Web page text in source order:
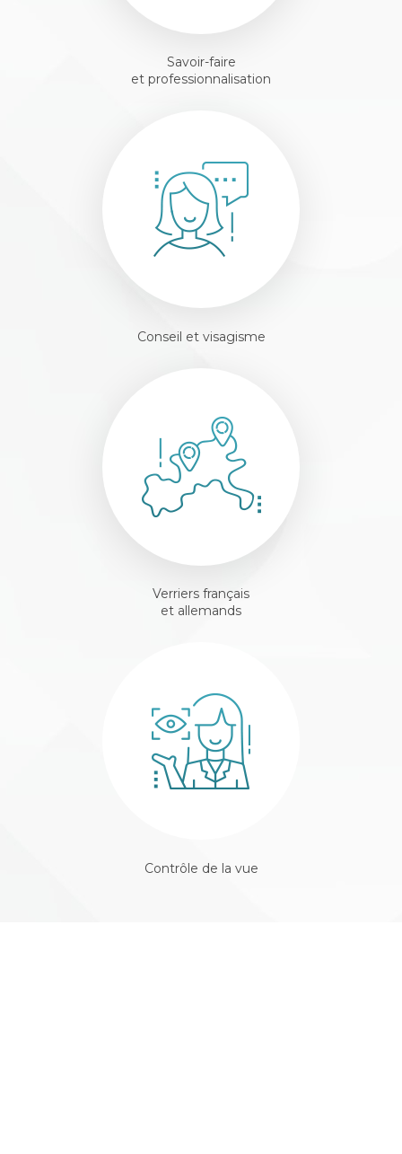
Savoir-faire
et professionnalisation
Conseil et visagisme
Verriers français
et allemands
Contrôle de la vue